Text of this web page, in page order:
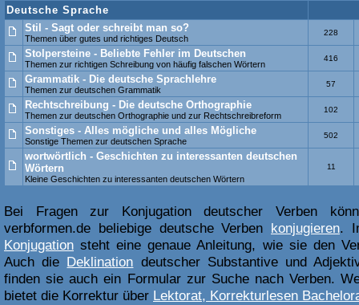
Deutsche Sprache
Stil - Sagt oder schreibt man so?
Themen über gutes und richtiges Deutsch
228
Stolpersteine - Beliebte Fehler im Deutschen
Themen zur richtigen Schreibung von häufig falschen Wörtern
416
Grammatik - Die deutsche Sprachlehre
Themen zur deutschen Grammatik
57
Rechtschreibung - Die deutsche Orthographie
Themen zur deutschen Orthographie und zur Rechtschreibreform
102
Sonstiges - Alles mögliche und alles Mögliche
Sonstige Themen zur deutschen Sprache
502
wortwörtlich - Geschichten zu interessanten deutschen
Wörtern
Kleine Geschichten zu interessanten deutschen Wörtern
11
Bei Fragen zur Konjugation deutscher Verben
verbformen.de beliebige deutsche Verben konjugieren.
Konjugation steht eine genaue Anleitung, wie sie den
Auch die Deklination deutscher Substantive und
finden sie auch ein Formular zur Suche nach Verben.
bietet die Korrektur über Lektorat, Korrekturlesen